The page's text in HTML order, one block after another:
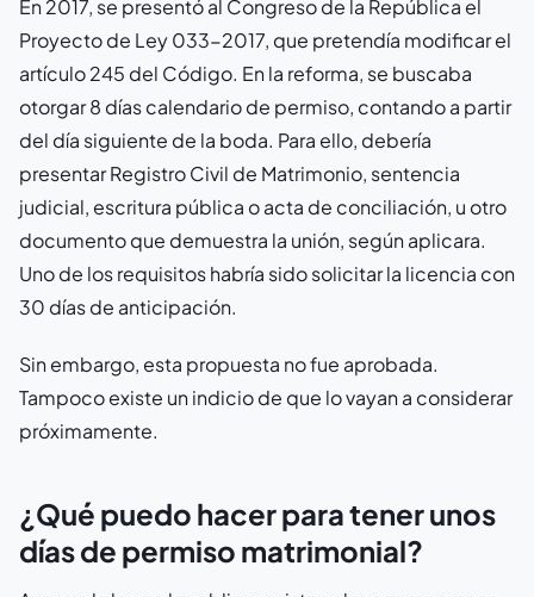
En 2017, se presentó al Congreso de la República el
Proyecto de Ley 033-2017, que pretendía modificar el
artículo 245 del Código. En la reforma, se buscaba
otorgar 8 días calendario de permiso, contando a partir
del día siguiente de la boda. Para ello, debería
presentar Registro Civil de Matrimonio, sentencia
judicial, escritura pública o acta de conciliación, u otro
documento que demuestra la unión, según aplicara.
Uno de los requisitos habría sido solicitar la licencia con
30 días de anticipación.
Sin embargo, esta propuesta no fue aprobada.
Tampoco existe un indicio de que lo vayan a considerar
próximamente.
¿Qué puedo hacer para tener unos
días de permiso matrimonial?